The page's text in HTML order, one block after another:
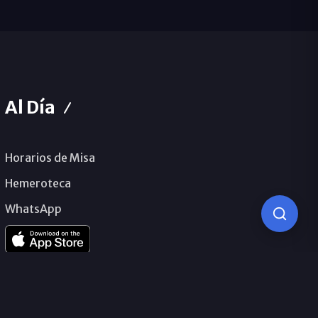
Al Día
Horarios de Misa
Hemeroteca
WhatsApp